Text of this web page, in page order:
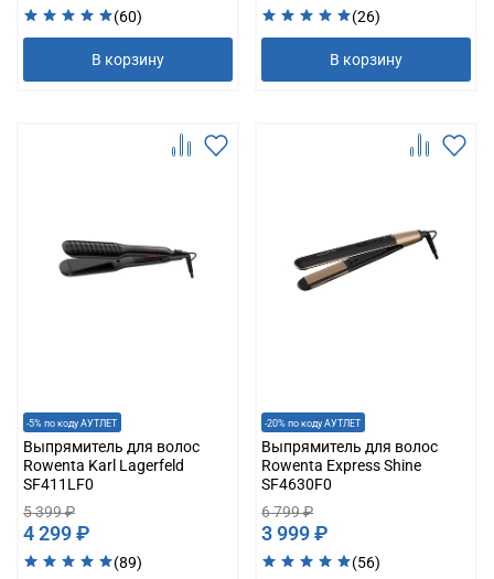
(60)
В корзину
(26)
В корзину
-5% по коду АУТЛЕТ
Выпрямитель для волос
Rowenta Karl Lagerfeld
SF411LF0
5 399 ₽
4 299 ₽
(89)
-20% по коду АУТЛЕТ
Выпрямитель для волос
Rowenta Express Shine
SF4630F0
6 799 ₽
3 999 ₽
(56)